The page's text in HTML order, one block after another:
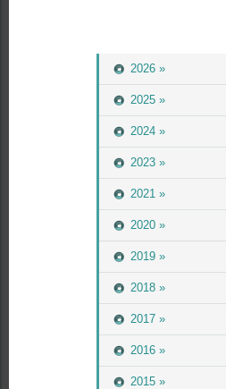
2026 »
2025 »
2024 »
2023 »
2021 »
2020 »
2019 »
2018 »
2017 »
2016 »
2015 »